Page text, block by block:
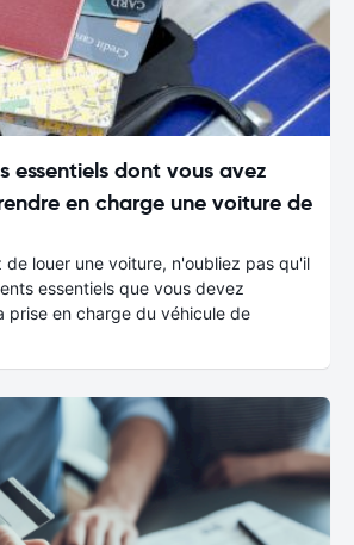
essentiels dont vous avez
en charge une voiture de
de louer une voiture, n'oubliez pas qu'il
essentiels que vous devez
prise en charge du véhicule de